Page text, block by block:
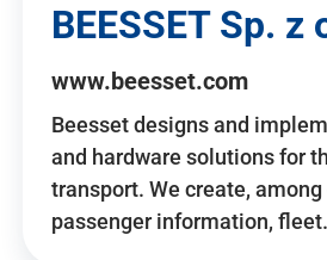
BEESSET Sp. z
www.beesset.com
Beesset designs and
and hardware solutions for
transport. We create,
passenger information,